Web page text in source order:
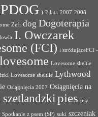
) 2 lata 2007 2008
Zefi dog Dogoterapia
I. Owczarek
(FCI) i stróżująceFCI -
lovesome Lovesome sheltie
Lovesome sheltlie Lythwood
Osiągnięcia 2007 Osiągnięcia na
pies psy
Spotkanie z psem (SP) suki szczeniak